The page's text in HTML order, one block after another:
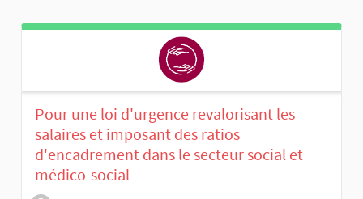
Pour une loi d'urgence revalorisant les
salaires et imposant des ratios
d'encadrement dans le secteur social et
médico-social